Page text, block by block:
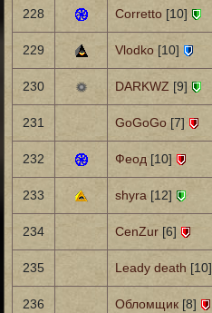
228 Corretto [10]
229 Vlodko [10]
230 DARKWZ [9]
231 GoGoGo [7]
232 Феод [10]
233 shyra [12]
234 CenZur [6]
235 Leady death [10]
236 Обломщик [8]